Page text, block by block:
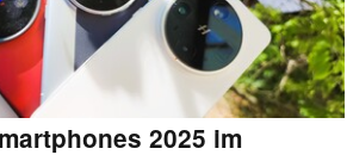
2025 im